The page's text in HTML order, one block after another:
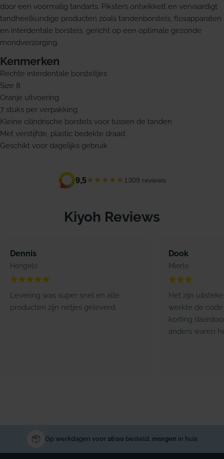
door een voormalig tandarts. Piksters ontwikkelt en vervaardigt
tandheelkundige producten zoals tandenborstels, flosapparaten
en interdentale borstels, gericht op een optimale gezonde
mondverzorging.
Kenmerken
Rechte interdentale borsteltjes
Size 8
Oranje uitvoering
7 stuks per verpakking
Kleine cilindrische borstels voor tussen de tanden
Met verstijfde, plastic bedekte draad
Geschikt voor dagelijks gebruik
9,5★★★★★ 1309 reviews
Kiyoh Reviews
Dennis
Hengelo
Levering was super snel en alle
producten zijn netjes geleverd.
Dook
Mierlo
Het zijn
werkte de code
korting
anders waren
Op werkdagen voor 16:00 besteld, morgen in huis